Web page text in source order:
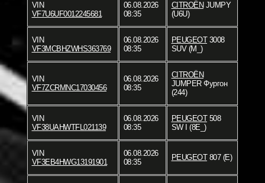
VIN
VF7U6UF0012245681
06.08.2026
08:35
CITROËN JUMPY
(U6U)
VIN
VF3MCBHZWHS363769
06.08.2026
08:35
PEUGEOT3008
SUV (M_)
VIN
VF7ZCRMNC17030456
06.08.2026
08:35
CITROËN
JUMPER Фургон
(244)
VIN
VF38UAHWTFL021139
06.08.2026
08:35
PEUGEOT508
SW I (8E_)
VIN
VF3EB4HWG13191901
06.08.2026
08:35
PEUGEOT807 (E)